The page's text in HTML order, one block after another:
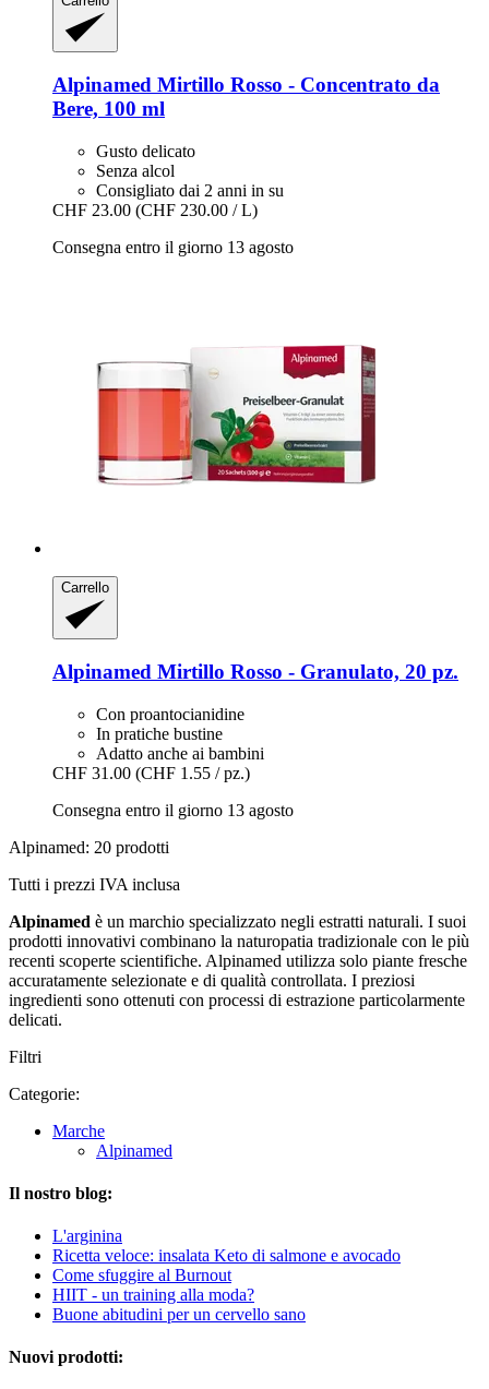
Alpinamed Mirtillo Rosso -​ Concentrato da
Bere, 100 ml
Gusto delicato
Senza alcol
Consigliato dai 2 anni in su
CHF 23.00 (CHF 230.00 / L)
Consegna entro il giorno 13 agosto
Carrello
Alpinamed Mirtillo Rosso -​ Granulato, 20 pz.
Con proantocianidine
In pratiche bustine
Adatto anche ai bambini
CHF 31.00 (CHF 1.55 / pz.)
Consegna entro il giorno 13 agosto
Alpinamed: 20 prodotti
Tutti i prezzi IVA inclusa
Alpinamed è un marchio specializzato negli estratti naturali. I suoi
prodotti innovativi combinano la naturopatia tradizionale con le più
recenti scoperte scientifiche. Alpinamed utilizza solo piante fresche
accuratamente selezionate e di qualità controllata. I preziosi
ingredienti sono ottenuti con processi di estrazione particolarmente
delicati.
Filtri
Categorie:
Marche
Alpinamed
Il nostro blog:
L'arginina
Ricetta veloce: insalata Keto di salmone e avocado
Come sfuggire al Burnout
HIIT - un training alla moda?
Buone abitudini per un cervello sano
Nuovi prodotti: